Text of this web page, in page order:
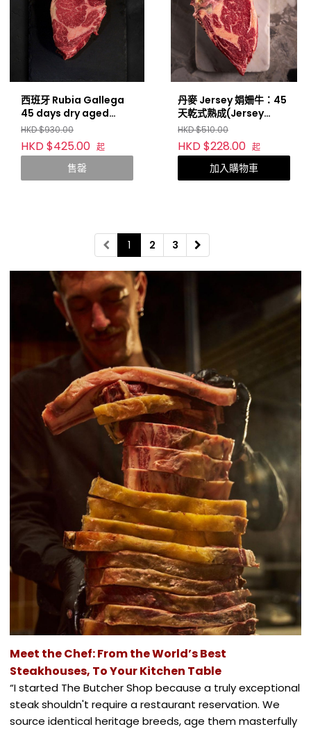
西班牙 Rubia Gallega
45 days dry aged
(Spain)
HKD $930.00
HKD $425.00 起
售罄
丹麥 Jersey 娟姍牛：45
天乾式熟成(Jersey
Dairy Cow 45 Days
Dry-Aged)
HKD $510.00
HKD $228.00 起
加入購物車
1 2 3
Meet the Chef: From the World’s Best
Steakhouses, To Your Kitchen Table
“I started The Butcher Shop because a truly exceptional
steak shouldn't require a restaurant reservation. We
source identical heritage breeds, age them masterfully